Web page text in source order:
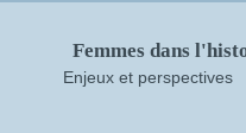
Femmes dans
Enjeux et perspectives